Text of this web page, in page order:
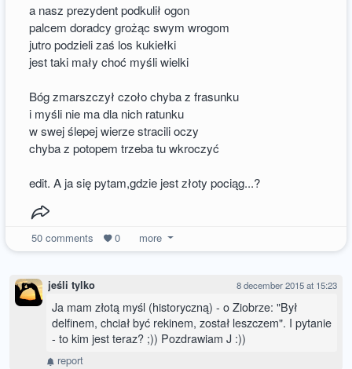
a nasz prezydent podkulił ogon
palcem doradcy grożąc swym wrogom
jutro podzieli zaś los kukiełki
jest taki mały choć myśli wielki
Bóg zmarszczył czoło chyba z frasunku
i myśli nie ma dla nich ratunku
w swej ślepej wierze stracili oczy
chyba z potopem trzeba tu wkroczyć
edit. A ja się pytam,gdzie jest złoty pociąg...?
50comments 0 more
jeśli tylko 8 december 2015 at 15:23
Ja mam złotą myśl (historyczną) - o Ziobrze: "Był
delfinem, chciał być rekinem, został leszczem". I pytanie
- to kim jest teraz? ;)) Pozdrawiam J :))
report